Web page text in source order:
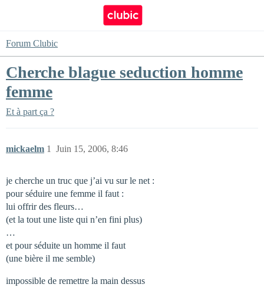
Forum Clubic
Cherche blague seduction homme
femme
Et à part ça ?
mickaelm Juin 15, 2006, 8:46
1
je cherche un truc que j’ai vu sur le net :
pour séduire une femme il faut :
lui offrir des fleurs…
(et la tout une liste qui n’en fini plus)
…
et pour séduite un homme il faut
(une bière il me semble)
impossible de remettre la main dessus